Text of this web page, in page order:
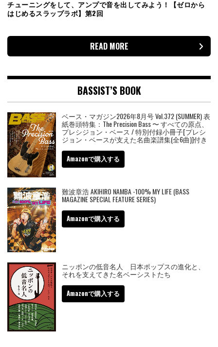
チューニングをして、アンプで音を出してみよう！【ゼロから
はじめるスラップラボ】第2回
READ MORE
BASSIST’S BOOK
ベース・マガジン2026年8月号 Vol.372 (SUMMER) 表
紙巻頭特集：The Precision Bass 〜 すべての原点、
プレシジョン・ベース / 特別付録小冊子[プレシ
ジョン・ベースが支えた名曲楽譜集(全6曲)]付き
Amazonで購入する
難波章浩 AKIHIRO NAMBA -100% MY LIFE (BASS
MAGAZINE SPECIAL FEATURE SERIES)
Amazonで購入する
ニッポンの低音名人 日本ポップスの進化と、
それを支えてきた名ベーシストたち
Amazonで購入する